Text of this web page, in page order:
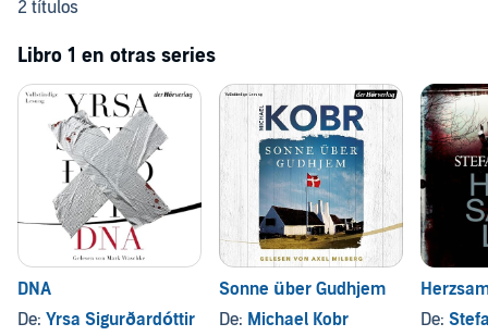
2 títulos
Libro 1 en otras series
DNA
De: Yrsa Sigurðardóttir
Sonne über Gudhjem
De: Michael Kobr
De: